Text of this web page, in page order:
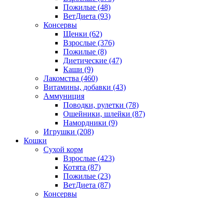
Пожилые (48)
ВетДиета (93)
Консервы
Щенки (62)
Взрослые (376)
Пожилые (8)
Диетические (47)
Каши (9)
Лакомства (460)
Витамины, добавки (43)
Аммуниция
Поводки, рулетки (78)
Ошейники, шлейки (87)
Намордники (9)
Игрушки (208)
Кошки
Сухой корм
Взрослые (423)
Котята (87)
Пожилые (23)
ВетДиета (87)
Консервы